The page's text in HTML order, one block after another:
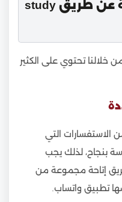
والمعلوماتية الصحية عن طريق study
خلالنا تحتوي على الكثير
التي
بنجاح، لذلك يجب
إتاحة مجموعة من
تطبيق واتساب.